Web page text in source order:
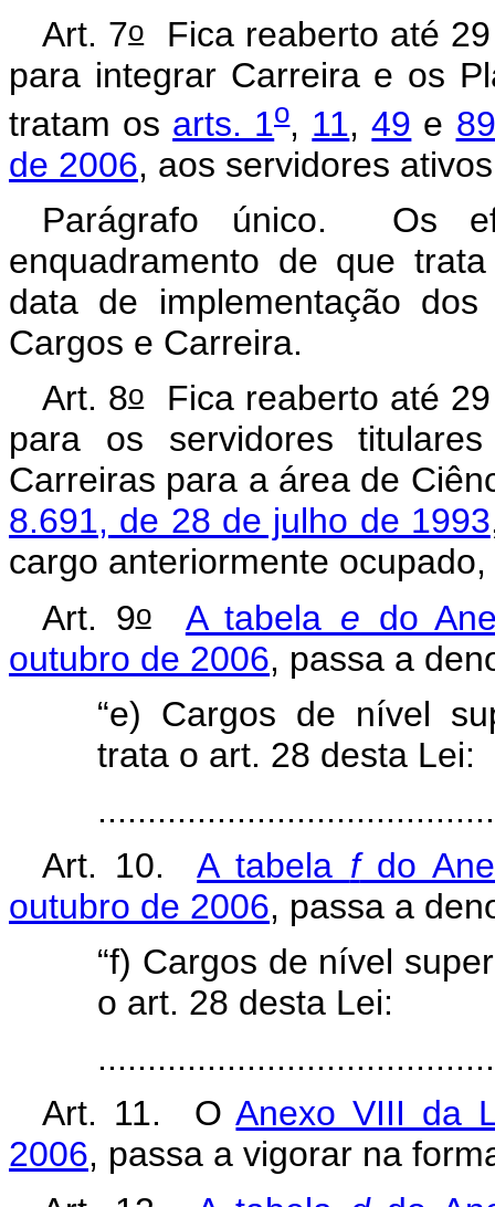
Art. 7oFica reaberto até 29
para integrar Carreira e os
tratam os arts. 1o, 11,49 e
de 2006, aos servidores
Parágrafo único. Os
enquadramento de que
data de implementação
Cargos e Carreira.
Art. 8oFica reaberto até 29
para os servidores
Carreiras para a área de
8.691, de 28 de julho de 1993
cargo anteriormente
Art. 9o A tabela e do
outubro de 2006, passa a
“e) Cargos de nível
trata o art. 28 desta Lei:
Art. 10.A tabela fdo
outubro de 2006, passa a
“f) Cargos de nível
o art. 28 desta Lei:
Art. 11. OAnexo VIII da
2006, passa a vigorar na